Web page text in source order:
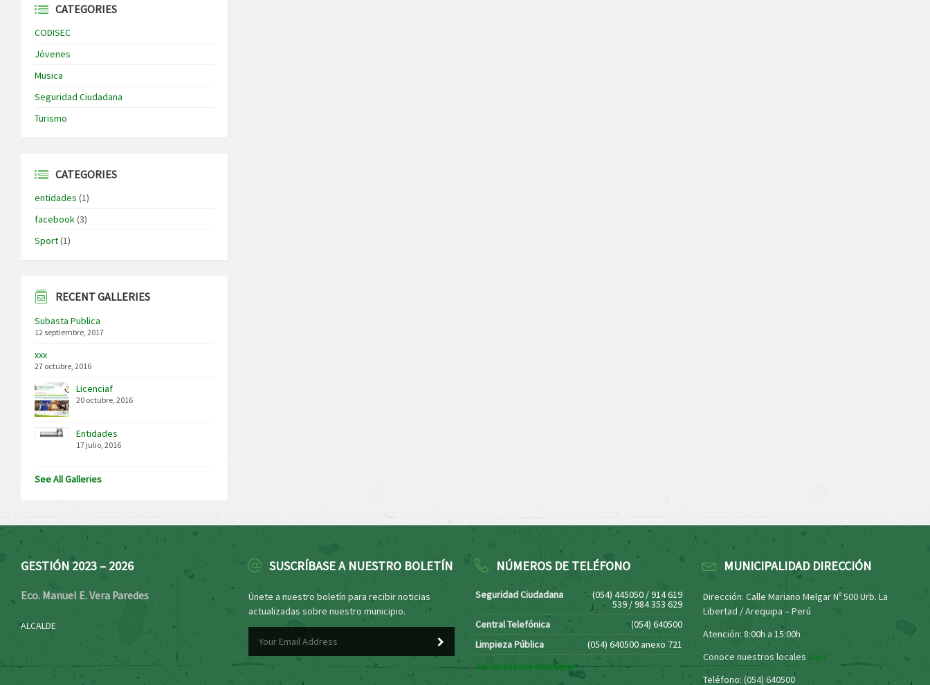
CATEGORIES
CODISEC
Jóvenes
Musica
Seguridad Ciudadana
Turismo
CATEGORIES
entidades (1)
facebook(3)
Sport(1)
RECENT GALLERIES
Subasta Publica
12 septiembre, 2017
xxx
27 octubre, 2016
Licenciaf
20 octubre, 2016
Entidades
17 julio, 2016
See All Galleries
GESTIÓN 2023 – 2026
Eco. Manuel E. Vera Paredes
ALCALDE
SUSCRÍBASE A NUESTRO BOLETÍN
Únete a nuestro boletín para recibir noticias
actualizadas sobre nuestro municipio.
NÚMEROS DE TELÉFONO
Seguridad Ciudadana (054) 445050 / 914 619
539 / 984 353 629
Central Telefónica
(054) 640500
Limpieza Pública
(054) 640500 anexo 721
Ver directorio municipal
MUNICIPALIDAD DIRECCIÓN
Dirección: Calle Mariano Melgar Nº 500 Urb. La
Libertad / Arequipa – Perú
Atención: 8:00h a 15:00h
Conoce nuestros locales aquí
Teléfono: (054) 640500